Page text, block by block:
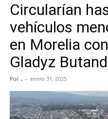
Circularían
vehículos
en Morelia
Gladyz
Por . - enero 31, 2025